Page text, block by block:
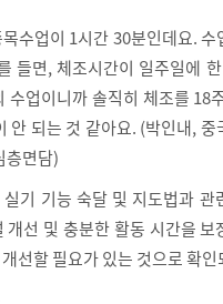
수업이 1시간 30분인데요.
들면, 체조시간이 일주일에
수업이니까 솔직히 체조를 18
안 되는 것 같아요. (박인내, 중
층면담)
실기 기능 숙달 및 지도법과 관
개선 및 충분한 활동 시간을 보
선할 필요가 있는 것으로 확인